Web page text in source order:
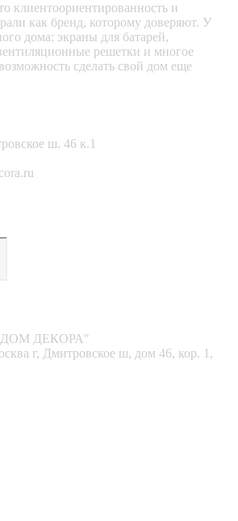
клиентоориентированность и
как бренд, которому доверяют. У
дома: экраны для батарей,
решетки и многое
сделать свой дом еще
ш. 46 к.1
"ДОМ ДЕКОРА"
г, Дмитровское ш, дом 46, кор. 1,